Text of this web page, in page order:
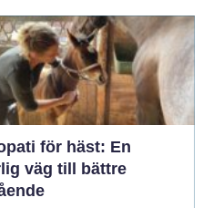
för häst: En
väg till bättre